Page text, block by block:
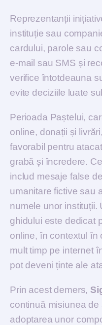
Reprezentanții
instituție sau
cardului, parole sau
e-mail sau SMS și
verifice întotdeauna
evite deciziile luate
Perioada Paștelui,
online, donații și
favorabil pentru
grabă și încredere.
includ mesaje false
umanitare fictive sau
numele unor instituții.
ghidului este dedicat
online, în contextul în
mult timp pe internet
pot deveni ținte ale
Prin acest demers,
continuă misiunea de
adoptarea unor